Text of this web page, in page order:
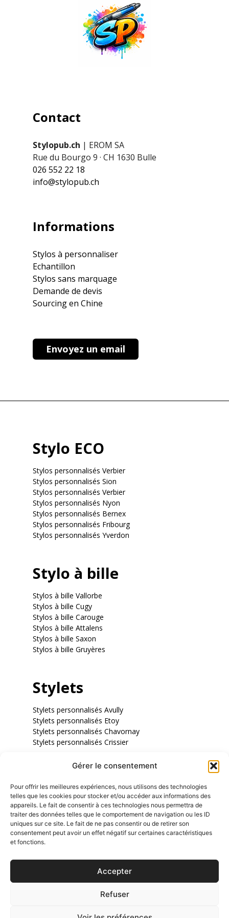
Gérer le consentement
Pour offrir les meilleures expériences, nous utilisons des technologies
telles que les cookies pour stocker et/ou accéder aux informations des
appareils. Le fait de consentir à ces technologies nous permettra de
traiter des données telles que le comportement de navigation ou les ID
uniques sur ce site. Le fait de ne pas consentir ou de retirer son
consentement peut avoir un effet négatif sur certaines caractéristiques
et fonctions.
Accepter
Refuser
Contact
Stylopub.ch | EROM SA
Rue du Bourgo 9 · CH 1630 Bulle
026 552 22 18
info@stylopub.ch
Informations
Stylos à personnaliser
Echantillon
Stylos sans marquage
Demande de devis
Sourcing en Chine
Envoyez un email
Stylo ECO
Stylos personnalisés Verbier
Stylos personnalisés Sion
Stylos personnalisés Verbier
Stylos personnalisés Nyon
Stylos personnalisés Bernex
Stylos personnalisés Fribourg
Stylos personnalisés Yverdon
Stylo à bille
Stylos à bille Vallorbe
Stylos à bille Cugy
Stylos à bille Carouge
Stylos à bille Attalens
Stylos à bille Saxon
Stylos à bille Gruyères
Stylets
Stylets personnalisés Avully
Stylets personnalisés Etoy
Stylets personnalisés Chavornay
Stylets personnalisés Crissier
Roller
Stylos Roller Champéry
Stylos Roller Assens
Stylos Roller Blonay
Stylos Roller Cully
Stylos Roller Sierre